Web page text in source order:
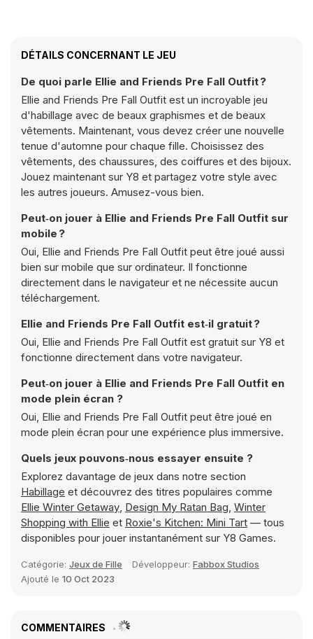
DÉTAILS CONCERNANT LE JEU
De quoi parle Ellie and Friends Pre Fall Outfit ?
Ellie and Friends Pre Fall Outfit est un incroyable jeu
d'habillage avec de beaux graphismes et de beaux
vêtements. Maintenant, vous devez créer une nouvelle
tenue d'automne pour chaque fille. Choisissez des
vêtements, des chaussures, des coiffures et des bijoux.
Jouez maintenant sur Y8 et partagez votre style avec
les autres joueurs. Amusez-vous bien.
Peut‑on jouer à Ellie and Friends Pre Fall Outfit sur
mobile ?
Oui, Ellie and Friends Pre Fall Outfit peut être joué aussi
bien sur mobile que sur ordinateur. Il fonctionne
directement dans le navigateur et ne nécessite aucun
téléchargement.
Ellie and Friends Pre Fall Outfit est‑il gratuit ?
Oui, Ellie and Friends Pre Fall Outfit est gratuit sur Y8 et
fonctionne directement dans votre navigateur.
Peut‑on jouer à Ellie and Friends Pre Fall Outfit en
mode plein écran ?
Oui, Ellie and Friends Pre Fall Outfit peut être joué en
mode plein écran pour une expérience plus immersive.
Quels jeux pouvons‑nous essayer ensuite ?
Explorez davantage de jeux dans notre section
Habillage et découvrez des titres populaires comme
Ellie Winter Getaway, Design My Ratan Bag, Winter
Shopping with Ellie et Roxie's Kitchen: Mini Tart — tous
disponibles pour jouer instantanément sur Y8 Games.
Catégorie: Jeux de Fille Développeur: Fabbox Studios
Ajouté le 10 Oct 2023
COMMENTAIRES